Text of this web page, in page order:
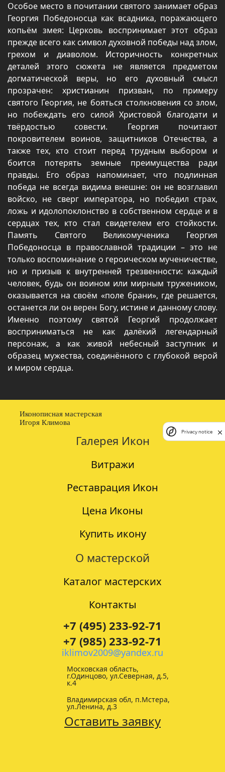
Особое место в почитании святого занимает образ
Георгия Победоносца как всадника, поражающего
копьём змея: Церковь воспринимает этот образ
прежде всего как символ духовной победы над злом,
грехом и диаволом. Историчность конкретных
деталей этого сюжета не является предметом
догматической веры, но его духовный смысл
прозрачен: христианин призван, по примеру
святого Георгия, не бояться столкновения со злом,
но побеждать его силой Христовой благодати и
твёрдостью совести. Георгия почитают
покровителем воинов, защитников Отечества, а
также тех, кто стоит перед трудным выбором и
боится потерять земные преимущества ради
правды. Его образ напоминает, что подлинная
победа не всегда видима внешне: он не возглавил
войско, не сверг императора, но победил страх,
ложь и идолопоклонство в собственном сердце и в
сердцах тех, кто стал свидетелем его стойкости.
Память Святого Великомученика Георгия
Победоносца в православной традиции – это не
только воспоминание о героическом мученичестве,
но и призыв к внутренней трезвенности: каждый
человек, будь он воином или мирным тружеником,
оказывается на своём «поле брани», где решается,
останется ли он верен Богу, истине и данному слову.
Именно поэтому святой Георгий продолжает
восприниматься не как далёкий легендарный
персонаж, а как живой небесный заступник и
образец мужества, соединённого с глубокой верой
и миром сердца.
Иконописная мастерская
Игоря Климова
Галерея Икон
Витражи
Реставрация Икон
Цена Иконы
Купить икону
О мастерской
Каталог мастерских
Контакты
+7 (495) 233-92-71
+7 (985) 233-92-71
iklimov2009@yandex.ru
Московская область,
г.Одинцово, ул.Северная, д.5,
к.4
Владимирская обл, п.Мстера,
ул.Ленина, д.3
Оставить заявку
Privacy notice